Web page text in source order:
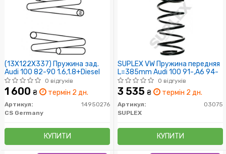
(13X122X337) Пружина зад.
Audi 100 82-90 1.6,1.8+Diesel
0 відгуків
1 600 ₴ термін 2 дн.
Артикул:
14950276
CS Germany
КУПИТИ
SUPLEX VW Пружина передняя
L=385mm Audi 100 91-,A6 94-
0 відгуків
3 535 ₴ термін 2 дн.
Артикул:
03075
SUPLEX
КУПИТИ